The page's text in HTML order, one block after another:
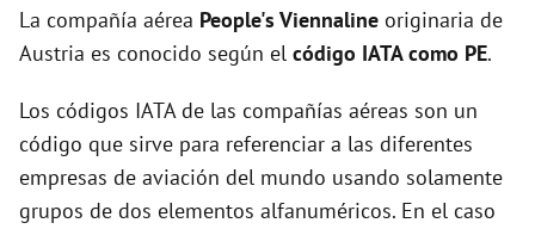
La compañía aérea People's Viennaline originaria de
Austria es conocido según el código IATA como PE.
Los códigos IATA de las compañías aéreas son un
código que sirve para referenciar a las diferentes
empresas de aviación del mundo usando solamente
grupos de dos elementos alfanuméricos. En el caso